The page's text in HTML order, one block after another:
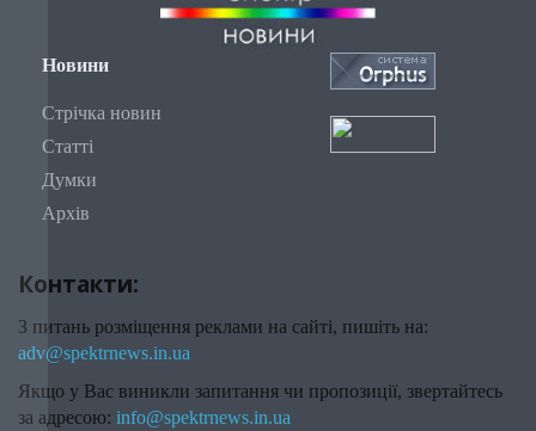
Новини
Стрічка новин
Статті
Думки
Архів
Контакти:
З питань розміщення реклами на сайті, пишіть на:
adv@spektrnews.in.ua
Якщо у Вас виникли запитання чи пропозиції, звертайтесь
за адресою: info@spektrnews.in.ua